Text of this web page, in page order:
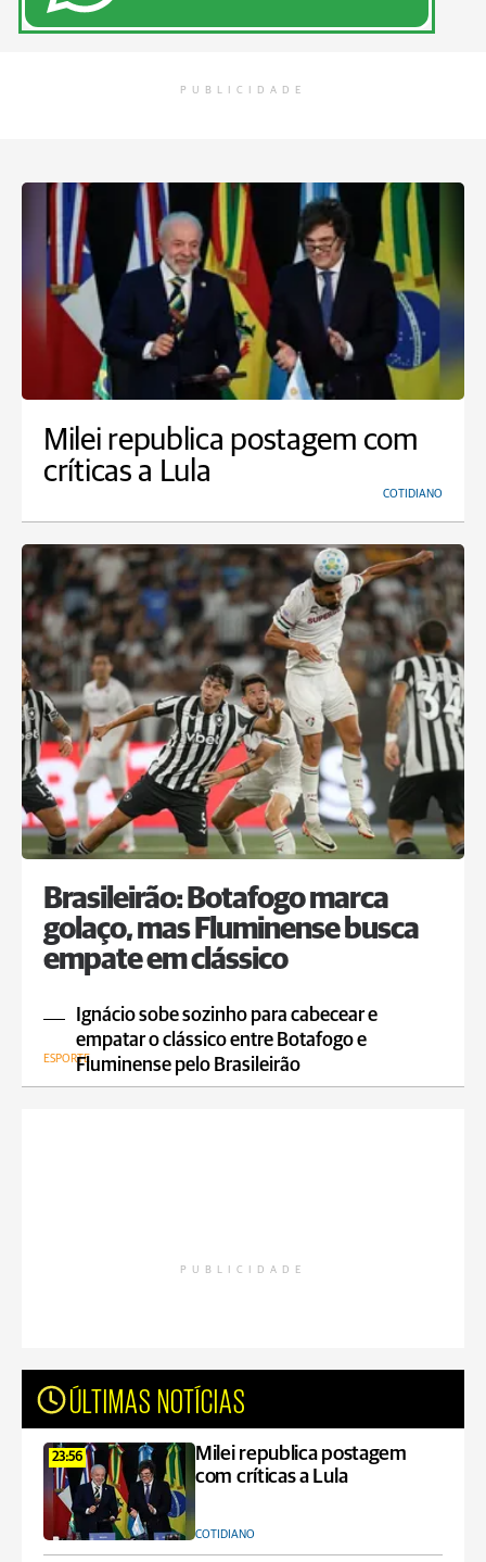
PUBLICIDADE
Milei republica postagem com
críticas a Lula
COTIDIANO
Brasileirão: Botafogo marca
golaço, mas Fluminense busca
empate em clássico
Ignácio sobe sozinho para cabecear e
empatar o clássico entre Botafogo e
Fluminense pelo Brasileirão
ESPORTE
PUBLICIDADE
ÚLTIMAS NOTÍCIAS
23:56
Milei republica postagem
com críticas a Lula
COTIDIANO